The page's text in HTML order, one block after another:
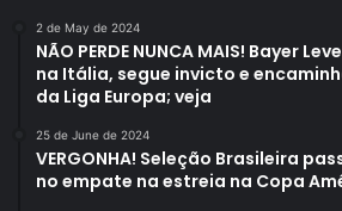
2 de May de 2024
NÃO PERDE NUNCA MAIS! Bayer
na Itália, segue invicto e
da Liga Europa; veja
25 de June de 2024
VERGONHA! Seleção Brasileira
no empate na estreia na Copa